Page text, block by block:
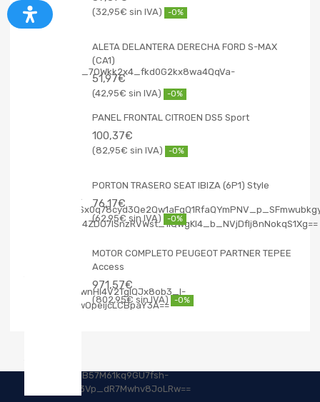
32,95€ -0%
ALETA DELANTERA DERECHA FORD S-MAX
(CA1)
51,97€
42,95€ -0%
PANEL FRONTAL CITROEN DS5 Sport
100,37€
82,95€ -0%
PORTON TRASERO SEAT IBIZA (6P1) Style
76,17€
62,95€ -0%
MOTOR COMPLETO PEUGEOT PARTNER TEPEE
Access
971,57€
802,95€ -0%